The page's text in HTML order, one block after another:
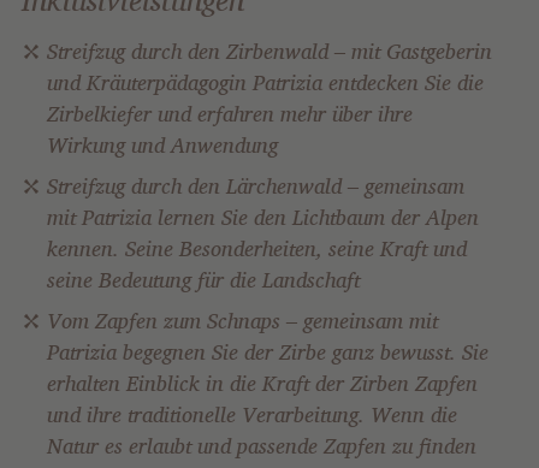
Streifzug durch den Zirbenwald – mit Gastgeberin
und Kräuterpädagogin Patrizia entdecken Sie die
Zirbelkiefer und erfahren mehr über ihre
Wirkung und Anwendung
Streifzug durch den Lärchenwald – gemeinsam
mit Patrizia lernen Sie den Lichtbaum der Alpen
kennen. Seine Besonderheiten, seine Kraft und
seine Bedeutung für die Landschaft
Vom Zapfen zum Schnaps – gemeinsam mit
Patrizia begegnen Sie der Zirbe ganz bewusst. Sie
erhalten Einblick in die Kraft der Zirben Zapfen
und ihre traditionelle Verarbeitung. Wenn die
Natur es erlaubt und passende Zapfen zu finden